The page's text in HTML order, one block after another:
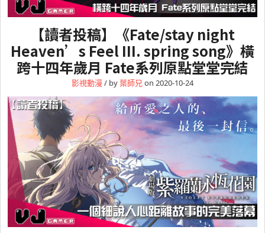
【讀者投稿】《Fate/stay night
Heaven’s Feel III. spring song》橫
跨十四年歲月 Fate系列原點堂堂完結
影視動漫 / by葉師兄 on 2020-10-24